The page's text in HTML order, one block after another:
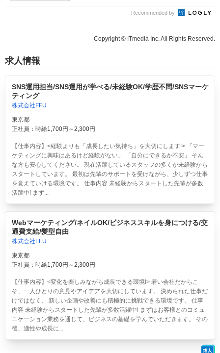
Recommended by
Copyright © ITmedia Inc. All Rights Reserved.
求人情報
SNS運用担当/SNS運用が学べる/未経験OK/学歴不問/SNSマーケ
ティング
株式会社FFU
東京都
正社員：時給1,700円～2,300円
【仕事内容】<経験よりも「成長したい気持ち」を大切にします!> 「マー
ケティングに興味はあるけど経験がない」 「自分にできるか不安」 そん
な方も安心してください。 現在活躍しているスタッフの多くが未経験から
スタートしています。 最初は先輩のサポートを受けながら、少しずつ仕事
を覚えていける環境です。 仕事内容 未経験からスタートした先輩が多数
活躍中! まず...
Webマーケティング/ネイルOK/ビジネススキルを身につける/交
通費支給/髪型自由
株式会社FFU
東京都
正社員：時給1,700円～2,300円
【仕事内容】<変化を楽しみながら成長できる環境!> 若い会社だからこ
そ、一人ひとりの意見やアイデアを大切にしています。 決められた仕事だ
けではなく、 新しい企画や改善にも積極的に挑戦できる環境です。 仕事
内容 未経験からスタートした先輩が多数活躍中! まずはお客様とのコミュ
ニケーション業務を通じて、ビジネスの基礎を学んでいただきます。 その
後、適性や成長に...